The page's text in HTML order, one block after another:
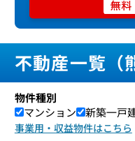
不動産一覧（
物件種別
マンション
新築一戸
事業用・収益物件はこちら